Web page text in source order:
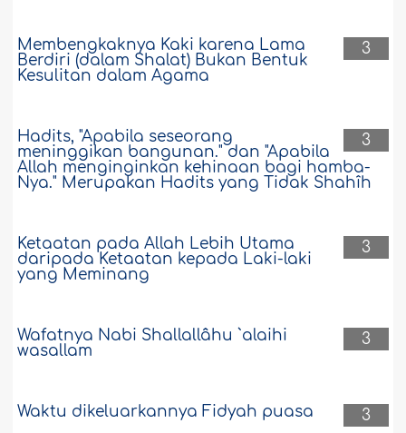
3
Membengkaknya Kaki karena Lama
Berdiri (dalam Shalat) Bukan Bentuk
Kesulitan dalam Agama
3
Hadits, "Apabila seseorang
meninggikan bangunan." dan "Apabila
Allah menginginkan kehinaan bagi hamba-
Nya." Merupakan Hadits yang Tidak Shahîh
3
Ketaatan pada Allah Lebih Utama
daripada Ketaatan kepada Laki-laki
yang Meminang
3
Wafatnya Nabi Shallallâhu `alaihi
wasallam
3
Waktu dikeluarkannya Fidyah puasa